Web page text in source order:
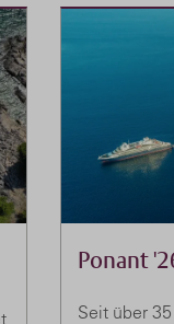
Ponant
Seit über